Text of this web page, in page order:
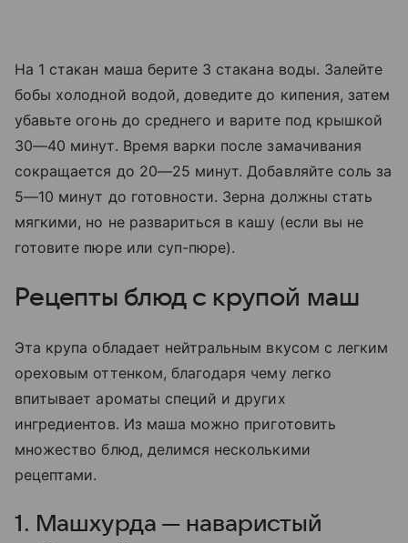
На 1 стакан маша берите 3 стакана воды. Залейте
бобы холодной водой, доведите до кипения, затем
убавьте огонь до среднего и варите под крышкой
30—40 минут. Время варки после замачивания
сокращается до 20—25 минут. Добавляйте соль за
5—10 минут до готовности. Зерна должны стать
мягкими, но не развариться в кашу (если вы не
готовите пюре или суп-пюре).
Рецепты блюд с крупой маш
Эта крупа обладает нейтральным вкусом с легким
ореховым оттенком, благодаря чему легко
впитывает ароматы специй и других
ингредиентов. Из маша можно приготовить
множество блюд, делимся несколькими
рецептами.
1. Машхурда — наваристый